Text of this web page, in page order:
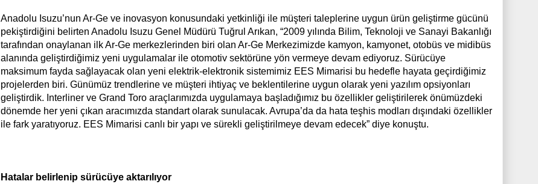
Anadolu Isuzu’nun Ar-Ge ve inovasyon konusundaki yetkinliği ile müşteri taleplerine uygun ürün geliştirme gücünü
pekiştirdiğini belirten Anadolu Isuzu Genel Müdürü Tuğrul Arıkan, “2009 yılında Bilim, Teknoloji ve Sanayi Bakanlığı
tarafından onaylanan ilk Ar-Ge merkezlerinden biri olan Ar-Ge Merkezimizde kamyon, kamyonet, otobüs ve midibüs
alanında geliştirdiğimiz yeni uygulamalar ile otomotiv sektörüne yön vermeye devam ediyoruz. Sürücüye
maksimum fayda sağlayacak olan yeni elektrik-elektronik sistemimiz EES Mimarisi bu hedefle hayata geçirdiğimiz
projelerden biri. Günümüz trendlerine ve müşteri ihtiyaç ve beklentilerine uygun olarak yeni yazılım opsiyonları
geliştirdik. Interliner ve Grand Toro araçlarımızda uygulamaya başladığımız bu özellikler geliştirilerek önümüzdeki
dönemde her yeni çıkan aracımızda standart olarak sunulacak. Avrupa’da da hata teşhis modları dışındaki özellikler
ile fark yaratıyoruz. EES Mimarisi canlı bir yapı ve sürekli geliştirilmeye devam edecek” diye konuştu.
Hatalar belirlenip sürücüye aktarılıyor